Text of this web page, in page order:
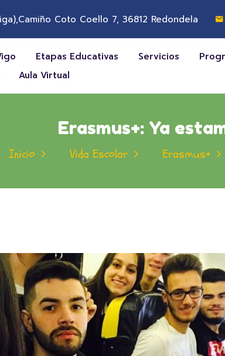
Coto Coello 7, 36812 Redondela
Etapas Educativas Servicios
Aula Virtual
Erasmus+: Ya
Inicio Vida Escolar Erasmus+